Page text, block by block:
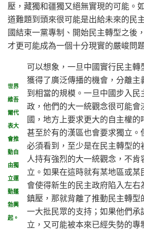
壓，藏獨和疆獨又絕無實現的可能。
道難題到頭來很可能是出給未來的民
國結束一黨專制、開始民主轉型之後
才更可能成為一個十分現實的嚴峻問
世界
維吾
爾代
表大
會推
動自
由獨
立運
動蓬
勃興
起。
可以想象，一旦中國實行民主轉
獲得了廣泛傳播的機會，分離主
到相當的規模。一旦中國步入民
政，他們的大一統觀念很可能會
國，地方上要求更大的自主權的
甚至於有的漢區也會要求獨立。
必須看到，至少是在民主轉型的
人持有強烈的大一統觀念，不肯
立。如果在這時就有某地區或某
會使得新生的民主政府陷入左右
鎮壓，那就背離了推動民主轉型
一大批民眾的支持；如果他們承
立，又可能被本來已經失勢的專